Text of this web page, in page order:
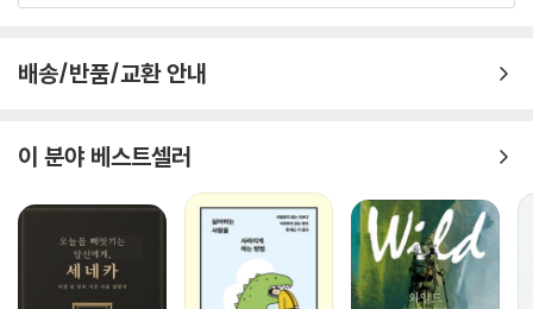
배송/반품/교환 안내
이 분야 베스트셀러